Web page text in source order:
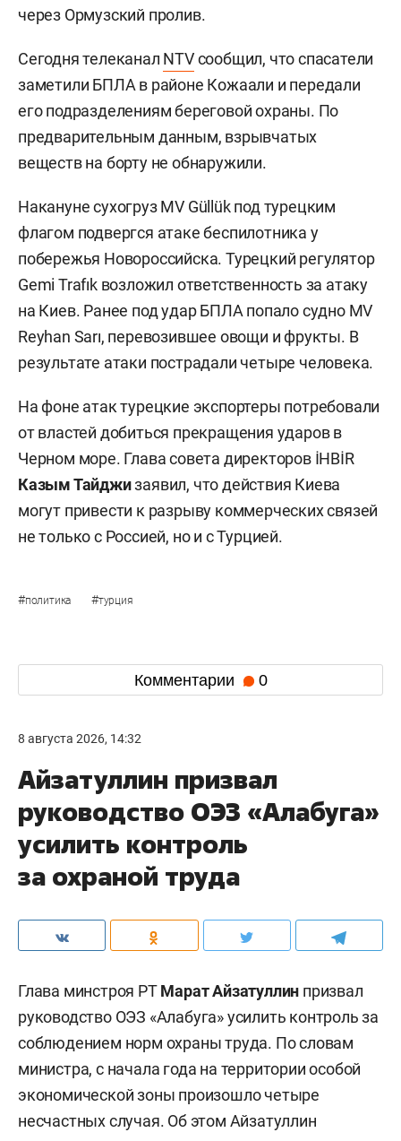
через Ормузский пролив.
Сегодня телеканал NTVсообщил, что спасатели
заметили БПЛА в районе Кожаали и передали
его подразделениям береговой охраны. По
предварительным данным, взрывчатых
веществ на борту не обнаружили.
Накануне сухогруз MV Güllük под турецким
флагом подвергся атаке беспилотника у
побережья Новороссийска. Турецкий регулятор
Gemi Trafık возложил ответственность за атаку
на Киев. Ранее под удар БПЛА попало судно MV
Reyhan Sarı, перевозившее овощи и фрукты. В
результате атаки пострадали четыре человека.
На фоне атак турецкие экспортеры потребовали
от властей добиться прекращения ударов в
Черном море. Глава совета директоров İHBİR
Казым Тайджизаявил, что действия Киева
могут привести к разрыву коммерческих связей
не только с Россией, но и с Турцией.
#политика #турция
Комментарии 0
8 августа 2026, 14:32
Айзатуллин призвал
руководство ОЭЗ «Алабуга»
усилить контроль
за охраной труда
Глава минстроя РТМарат Айзатуллин призвал
руководство ОЭЗ «Алабуга» усилить контроль за
соблюдением норм охраны труда. По словам
министра, с начала года на территории особой
экономической зоны произошло четыре
несчастных случая. Об этом Айзатуллин